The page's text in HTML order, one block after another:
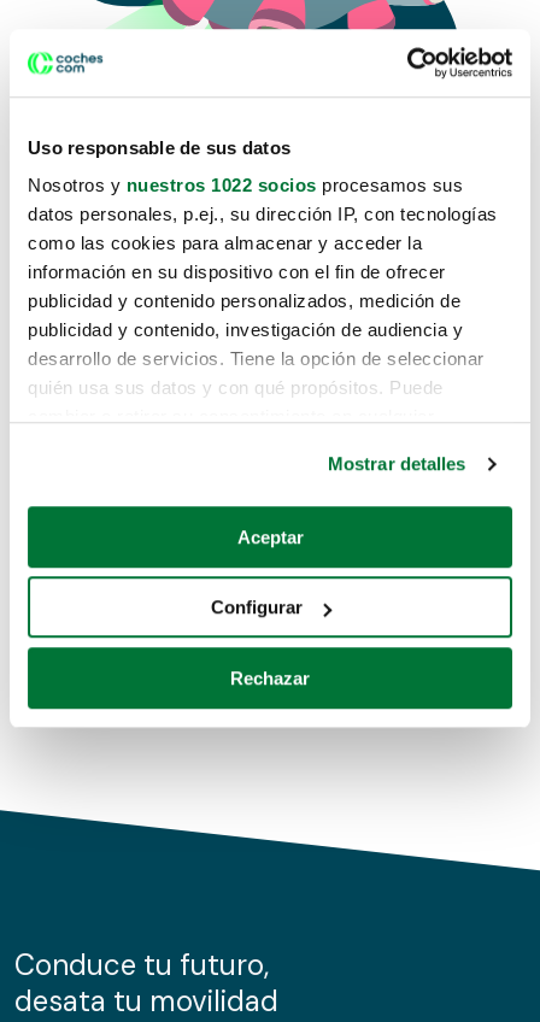
Uso responsable de sus datos
Nosotros y nuestros 1022 socios procesamos sus
datos personales, p.ej., su dirección IP, con tecnologías
como las cookies para almacenar y acceder la
información en su dispositivo con el fin de ofrecer
publicidad y contenido personalizados, medición de
publicidad y contenido, investigación de audiencia y
desarrollo de servicios. Tiene la opción de seleccionar
quién usa sus datos y con qué propósitos. Puede
Si lo permite, también quisiéramos:
Recopilar información sobre su ubicación geográfica
Identificar su dispositivo analizándolo activamente
para buscar características específicas (huellas
Obtenga más información sobre cómo se procesan sus
de cookies.
información sobre el uso que haga del sitio web con
nuestros partners de redes sociales, publicidad y análisis
Mostrar detalles
Aceptar
Configurar
Rechazar
Lo sentimos, no sabemos como
te hemos traido hasta aquí.
Pero puedes encontrar el coche que estás
buscando en alguno de estos enlaces:
Coches de segunda mano
Coches de km0
Conduce tu futuro,
desata tu movilidad